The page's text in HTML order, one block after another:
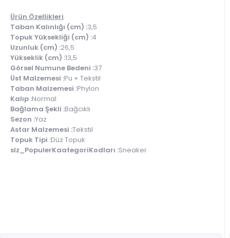
Ürün Özellikleri
Taban Kalınlığı (cm) :3,5
Topuk Yüksekliği (cm) :4
Uzunluk (cm) :26,5
Yükseklik (cm) :13,5
Görsel Numune Bedeni :37
Üst Malzemesi :Pu + Tekstil
Taban Malzemesi :Phylon
Kalıp :Normal
Bağlama Şekli :Bağcıklı
Sezon :Yaz
Astar Malzemesi :Tekstil
Topuk Tipi :Düz Topuk
slz_PopulerKaategoriKodları :Sneaker